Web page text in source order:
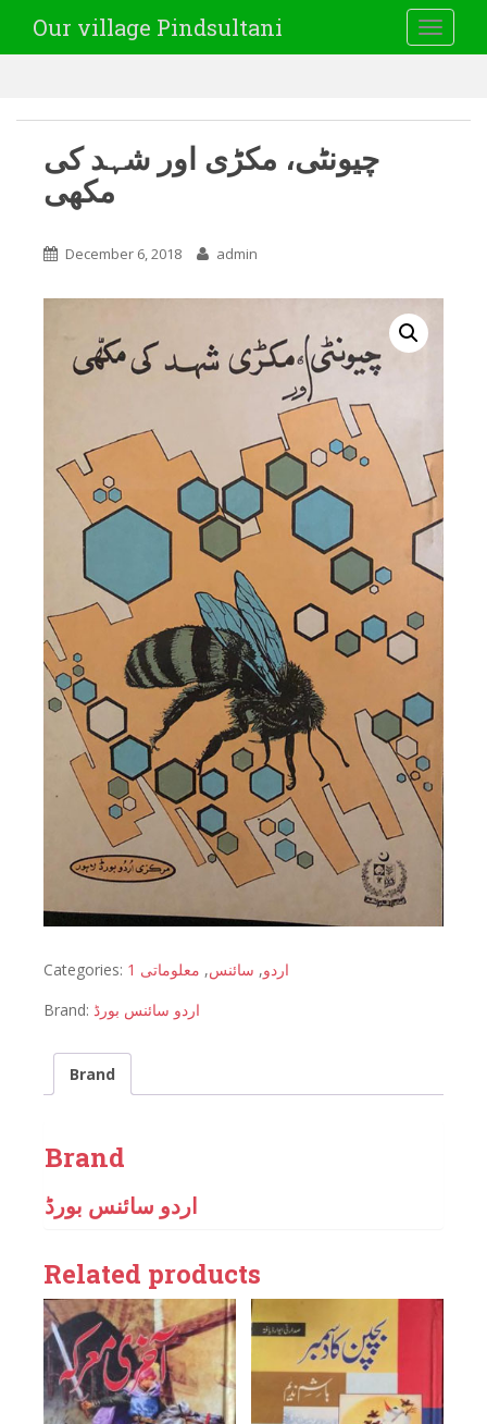
Our village Pindsultani
چیونٹی، مکڑی اور شہد کی
مکھی
December 6, 2018 admin
Categories: اردو, سائنس, معلوماتی 1
Brand: اردو سائنس بورڈ
Brand
Brand
اردو سائنس بورڈ
Related products